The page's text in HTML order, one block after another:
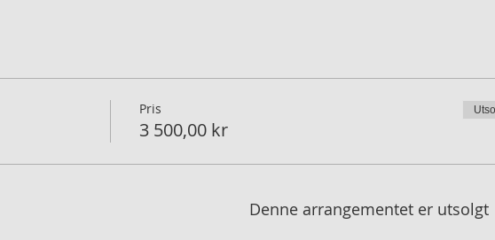
Pris
3 500,00 kr
Denne arrangementet er utsolgt